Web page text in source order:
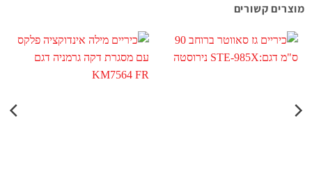
מוצרים קשורים